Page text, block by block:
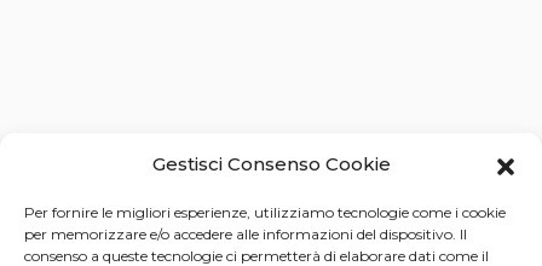
Gestisci Consenso Cookie
Per fornire le migliori esperienze, utilizziamo tecnologie come i cookie
per memorizzare e/o accedere alle informazioni del dispositivo. Il
consenso a queste tecnologie ci permetterà di elaborare dati come il